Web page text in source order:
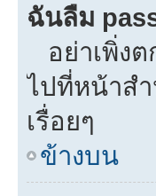
ฉันลืม
อย่าเพิ่ง
ไปที่หน้าส
เรื่อยๆ
ข้างบน